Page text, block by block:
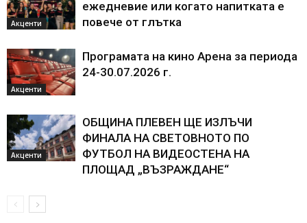
Акценти
ежедневие или когато напитката е
повече от глътка
Акценти
Програмата на кино Арена за периода
24-30.07.2026 г.
Акценти
ОБЩИНА ПЛЕВЕН ЩЕ ИЗЛЪЧИ
ФИНАЛА НА СВЕТОВНОТО ПО
ФУТБОЛ НА ВИДЕОСТЕНА НА
ПЛОЩАД „ВЪЗРАЖДАНЕ“